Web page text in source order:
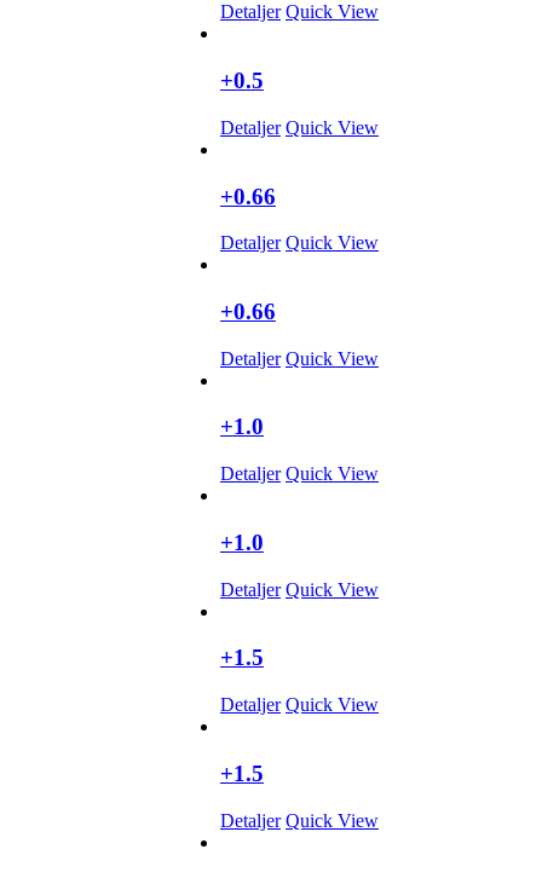
Detaljer Quick View
+0.5
Detaljer Quick View
+0.66
Detaljer Quick View
+0.66
Detaljer Quick View
+1.0
Detaljer Quick View
+1.0
Detaljer Quick View
+1.5
Detaljer Quick View
+1.5
Detaljer Quick View